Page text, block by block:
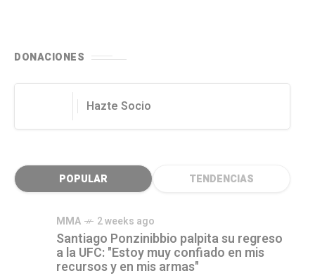
DONACIONES
Hazte Socio
POPULAR TENDENCIAS
MMA 2 weeks ago
Santiago Ponzinibbio palpita su regreso
a la UFC: "Estoy muy confiado en mis
recursos y en mis armas"